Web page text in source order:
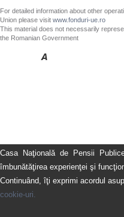
For detailed information about other
Union please visit www.fonduri-ue.ro
This material does not necessarily
the Romanian Government
Casa Naţională de Pensii
îmbunătăţirea experienţei şi
Continuând, îţi exprimi acordul
cookie-uri.